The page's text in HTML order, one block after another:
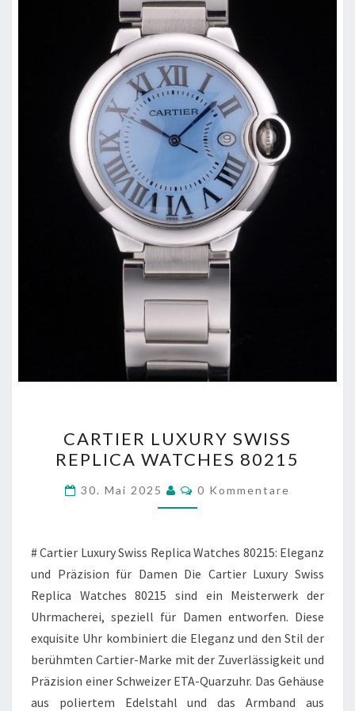
LUXURY
SWISS
REPLICA
WATCHES
CARTIER LUXURY SWISS
REPLICA WATCHES 80215
30. Mai 2025 Kommentare
0 Kommentare
# Cartier Luxury Swiss Replica Watches 80215: Eleganz
und Präzision für Damen Die Cartier Luxury Swiss
Replica Watches 80215 sind ein Meisterwerk der
Uhrmacherei, speziell für Damen entworfen. Diese
exquisite Uhr kombiniert die Eleganz und den Stil der
berühmten Cartier-Marke mit der Zuverlässigkeit und
Präzision einer Schweizer ETA-Quarzuhr. Das Gehäuse
aus poliertem Edelstahl und das Armband aus